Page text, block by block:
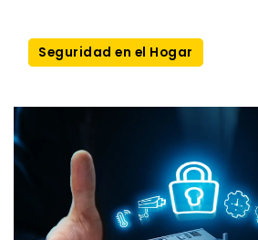
Seguridad en el Hogar